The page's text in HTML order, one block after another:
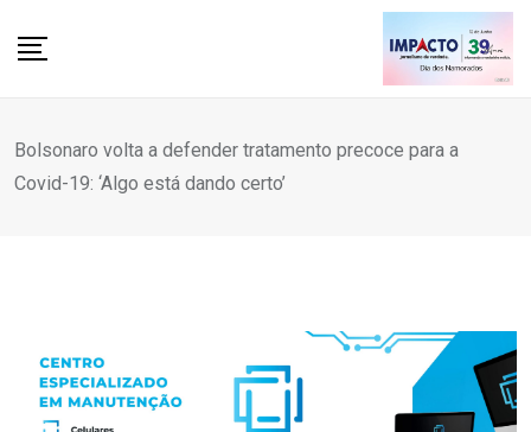
Bolsonaro volta a defender tratamento precoce para a
Covid-19: ‘Algo está dando certo’